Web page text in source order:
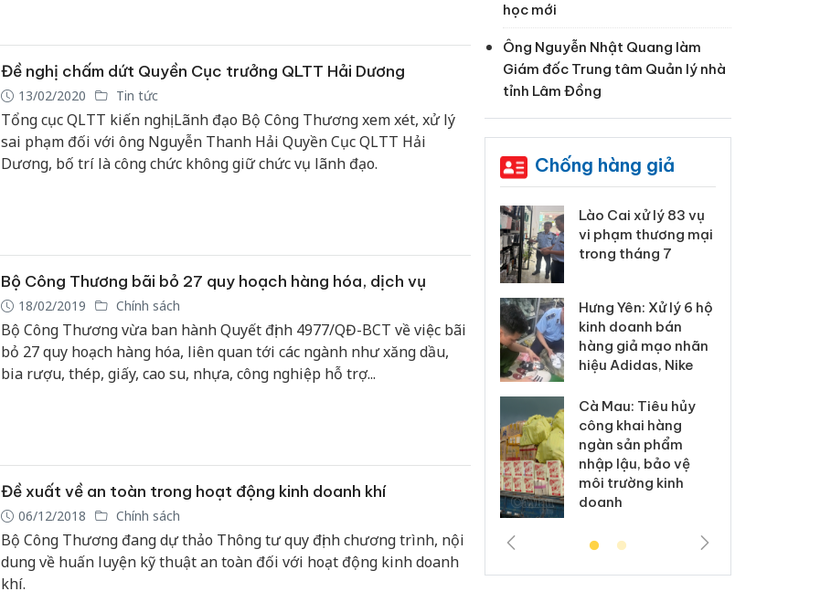
Đề nghị chấm dứt Quyền Cục trưởng QLTT Hải Dương
13/02/2020 Tin tức
Tổng cục QLTT kiến nghị Lãnh đạo Bộ Công Thương xem xét, xử lý
sai phạm đối với ông Nguyễn Thanh Hải Quyền Cục QLTT Hải
Dương, bố trí là công chức không giữ chức vụ lãnh đạo.
Bộ Công Thương bãi bỏ 27 quy hoạch hàng hóa, dịch vụ
18/02/2019 Chính sách
Bộ Công Thương vừa ban hành Quyết định 4977/QĐ-BCT về việc bãi
bỏ 27 quy hoạch hàng hóa, liên quan tới các ngành như xăng dầu,
bia rượu, thép, giấy, cao su, nhựa, công nghiệp hỗ trợ...
Đề xuất về an toàn trong hoạt động kinh doanh khí
06/12/2018 Chính sách
Bộ Công Thương đang dự thảo Thông tư quy định chương trình, nội
dung về huấn luyện kỹ thuật an toàn đối với hoạt động kinh doanh
khí.
học mới
Ông Nguyễn Nhật Quang làm
Giám đốc Trung tâm Quản lý nhà
tỉnh Lâm Đồng
Chống hàng giả
án sản xuất, buôn
bán yến sào giả
hại trong vụ án
buôn bán bình sữa
Moyuum giả
Phú Quốc ra đầu
thú
Lào Cai xử lý 83 vụ
vi phạm thương mại
trong tháng 7
Hưng Yên: Xử lý 6 hộ
kinh doanh bán
hàng giả mạo nhãn
hiệu Adidas, Nike
Cà Mau: Tiêu hủy
công khai hàng
ngàn sản phẩm
nhập lậu, bảo vệ
môi trường kinh
doanh